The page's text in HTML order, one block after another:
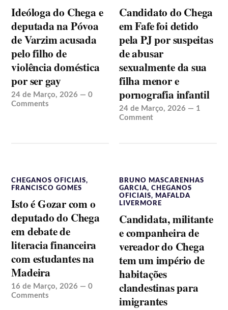
Ideóloga do Chega e
deputada na Póvoa
de Varzim acusada
pelo filho de
violência doméstica
por ser gay
24 de Março, 2026 —0
Comments
Candidato do Chega
em Fafe foi detido
pela PJ por suspeitas
de abusar
sexualmente da sua
filha menor e
pornografia infantil
24 de Março, 2026 — 1
Comment
CHEGANOS OFICIAIS,
FRANCISCO GOMES
Isto é Gozar com o
deputado do Chega
em debate de
literacia financeira
com estudantes na
Madeira
16 de Março, 2026 —0
Comments
BRUNO MASCARENHAS
GARCIA,CHEGANOS
OFICIAIS, MAFALDA
LIVERMORE
Candidata, militante
e companheira de
vereador do Chega
tem um império de
habitações
clandestinas para
imigrantes